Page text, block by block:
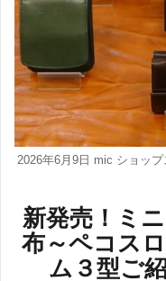
2026年6月9日 mic ショップ
新発売！ミ
布～ペコス
ム３型ご